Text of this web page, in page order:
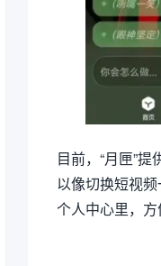
目前，“月匣”
以像切换短视
个人中心里，方